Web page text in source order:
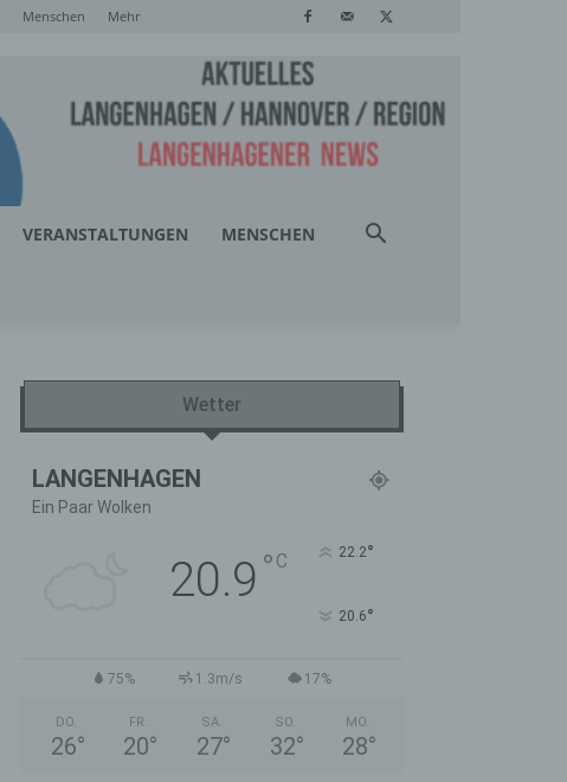
Menschen Mehr
VERANSTALTUNGEN MENSCHEN
Wetter
LANGENHAGEN
Ein Paar Wolken
20.9 ° C 22.2°
20.6°
75% 1.3m/s 17%
DO.
26°
FR.
20°
SA.
27°
SO.
32°
MO.
28°